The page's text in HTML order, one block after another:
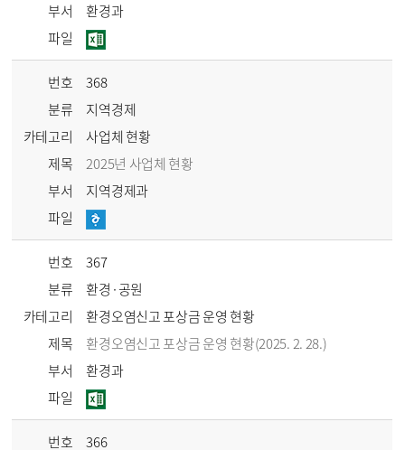
부서
환경과
파일
번호
368
분류
지역경제
카테고리
사업체 현황
제목
2025년 사업체 현황
부서
지역경제과
파일
번호
367
분류
환경·공원
카테고리
환경오염신고 포상금 운영 현황
제목
환경오염신고 포상금 운영 현황(2025. 2. 28.)
부서
환경과
파일
번호
366